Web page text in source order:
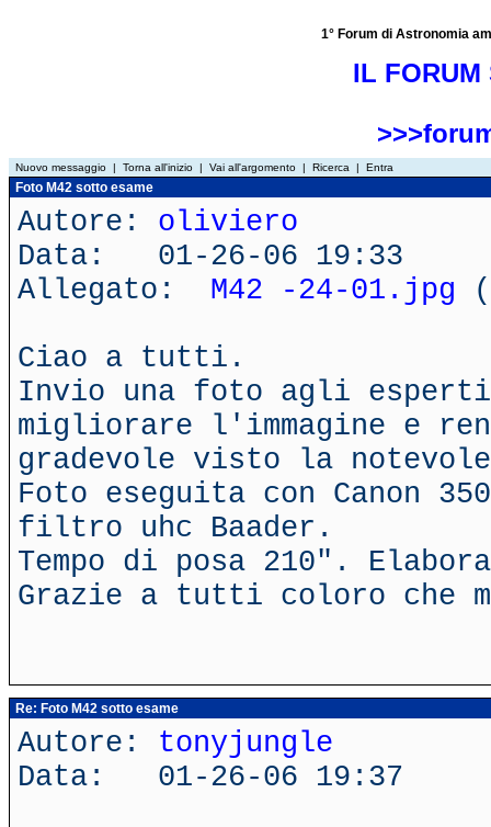
1° Forum di Astronomia
IL FORUM
Nuovo messaggio | Torna all'inizio | Vai all'argomento | Ricerca | Entra
Foto M42 sotto esame
Autore: oliviero
Data: 01-26-06 19:33
Allegato: M42 -24-01.jpg
Ciao a tutti.
Invio una foto agli esperti
migliorare l'immagine e
gradevole visto la
Foto eseguita con Canon
filtro uhc Baader.
Tempo di posa 210".
Grazie a tutti coloro che
Re: Foto M42 sotto esame
Autore: tonyjungle
Data: 01-26-06 19:37